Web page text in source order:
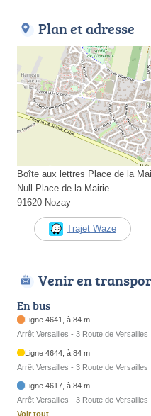
Plan et adresse
Boîte aux lettres Place de la
Null Place de la Mairie
91620 Nozay
Trajet Waze
Venir en
En bus
Ligne 4641, à 84 m
Arrêt Versailles - 3 Route de Versailles
Ligne 4644, à 84 m
Arrêt Versailles - 3 Route de Versailles
Ligne 4617, à 84 m
Arrêt Versailles - 3 Route de Versailles
Voir tout